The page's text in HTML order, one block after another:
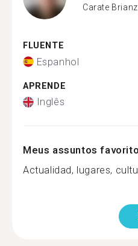
Carate
FLUENTE
Espanhol
APRENDE
Inglês
Meus assuntos
Actualidad, lugares,